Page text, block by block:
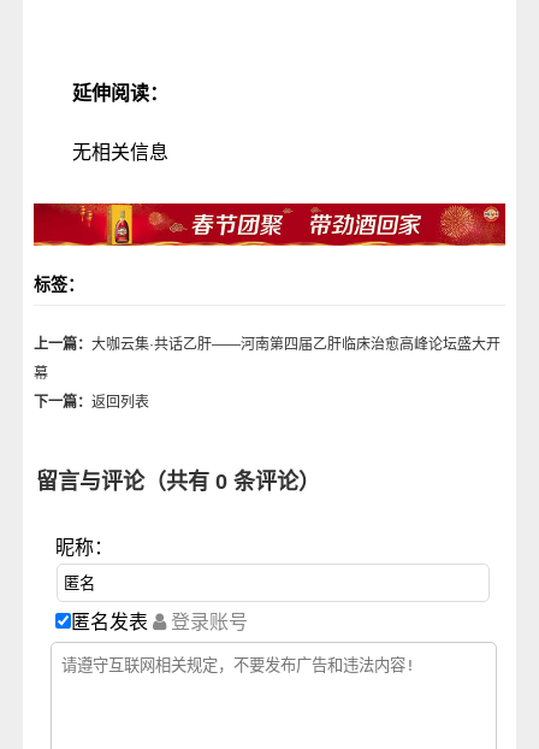
延伸阅读：
无相关信息
标签：
上一篇： 大咖云集·共话乙肝——河南第四届乙肝临床治愈高峰论坛盛大开
幕
下一篇： 返回列表
留言与评论（共有 0 条评论）
昵称：
匿名发表 登录账号